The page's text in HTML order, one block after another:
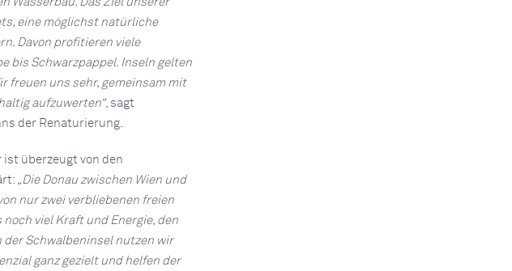
eine möglichst natürliche
Davon profitieren viele
bis Schwarzpappel. Inseln gelten
freuen uns sehr, gemeinsam mit
aufzuwerten“, sagt
der Renaturierung.
überzeugt von den
„Die Donau zwischen Wien und
nur zwei verbliebenen freien
viel Kraft und Energie, den
Schwalbeninsel nutzen wir
ganz gezielt und helfen der